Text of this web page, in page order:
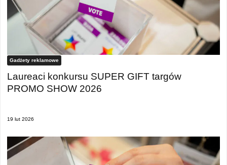
Gadżety reklamowe
Laureaci konkursu SUPER GIFT targów
PROMO SHOW 2026
19 lut 2026